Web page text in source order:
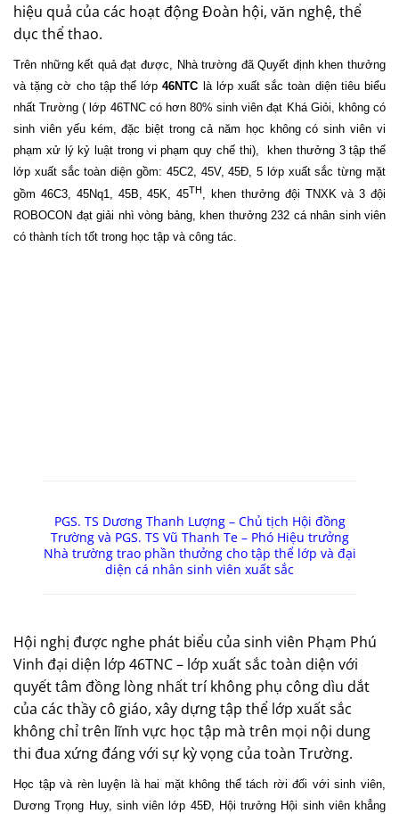
hiệu quả của các hoạt động Đoàn hội, văn nghệ, thể
dục thể thao.
Trên những kết quả đạt được, Nhà trường đã Quyết định khen thưởng
và tặng cờ cho tập thể lớp46NTC là lớp xuất sắc toàn diện tiêu biểu
nhất Trường ( lớp 46TNC có hơn 80% sinh viên đạt Khá Giỏi, không có
sinh viên yếu kém, đặc biệt trong cả năm học không có sinh viên vi
phạm xử lý kỷ luật trong vi phạm quy chế thi),
khen thưởng 3 tập thể
lớp xuất sắc toàn diện gồm: 45C2, 45V, 45Đ, 5 lớp xuất sắc từng mặt
gồm 46C3, 45Nq1, 45B, 45K, 45TH, khen thưởng đội TNXK và 3 đội
ROBOCON đạt giải nhì vòng bảng, khen thưởng 232 cá nhân sinh viên
có thành tích tốt trong học tập và công tác.
PGS. TS Dương Thanh Lượng – Chủ tịch Hội đồng
Trường và PGS. TS Vũ Thanh Te – Phó Hiệu trưởng
Nhà trường trao phần thưởng cho tập thể lớp và đại
diện cá nhân sinh viên xuất sắc
Hội nghị được nghe phát biểu của sinh viên Phạm Phú
Vinh đại diện lớp 46TNC – lớp xuất sắc toàn diện với
quyết tâm đồng lòng nhất trí không phụ công dìu dắt
của các thầy cô giáo, xây dựng tập thể lớp xuất sắc
không chỉ trên lĩnh vực học tập mà trên mọi nội dung
thi đua xứng đáng với sự kỳ vọng của toàn Trường.
Học tập và rèn luyện là hai mặt không thể tách rời đối với sinh viên,
Dương Trọng Huy, sinh viên lớp 45Đ, Hội trưởng Hội sinh viên khẳng